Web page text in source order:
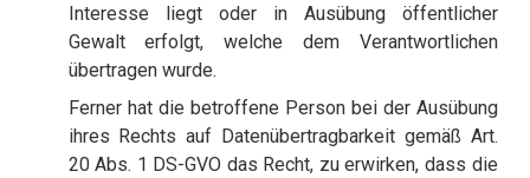
Interesse liegt oder in Ausübung öffentlicher
Gewalt erfolgt, welche dem Verantwortlichen
übertragen wurde.
Ferner hat die betroffene Person bei der Ausübung
ihres Rechts auf Datenübertragbarkeit gemäß Art.
20 Abs. 1 DS-GVO das Recht, zu erwirken, dass die